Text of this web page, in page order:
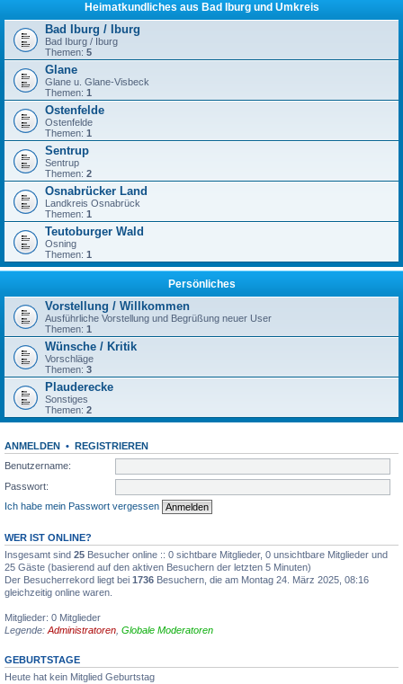
Heimatkundliches aus Bad Iburg und Umkreis
Bad Iburg / Iburg
Bad Iburg / Iburg
Themen: 5
Glane
Glane u. Glane-Visbeck
Themen: 1
Ostenfelde
Ostenfelde
Themen: 1
Sentrup
Sentrup
Themen: 2
Osnabrücker Land
Landkreis Osnabrück
Themen: 1
Teutoburger Wald
Osning
Themen: 1
Persönliches
Vorstellung / Willkommen
Ausführliche Vorstellung und Begrüßung neuer User
Themen: 1
Wünsche / Kritik
Vorschläge
Themen: 3
Plauderecke
Sonstiges
Themen: 2
ANMELDEN • REGISTRIEREN
Benutzername:
Passwort:
Ich habe mein Passwort vergessen
WER IST ONLINE?
Insgesamt sind 25 Besucher online :: 0 sichtbare Mitglieder, 0 unsichtbare Mitglieder und
25 Gäste (basierend auf den aktiven Besuchern der letzten 5 Minuten)
Der Besucherrekord liegt bei 1736 Besuchern, die am Montag 24. März 2025, 08:16
gleichzeitig online waren.
Mitglieder: 0 Mitglieder
Legende: Administratoren Globale Moderatoren
GEBURTSTAGE
Heute hat kein Mitglied Geburtstag